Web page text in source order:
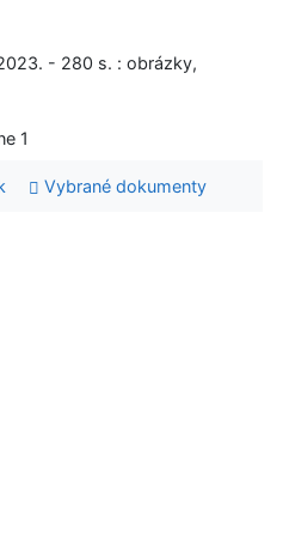
- 280 s. : obrázky,
1
Vybrané dokumenty